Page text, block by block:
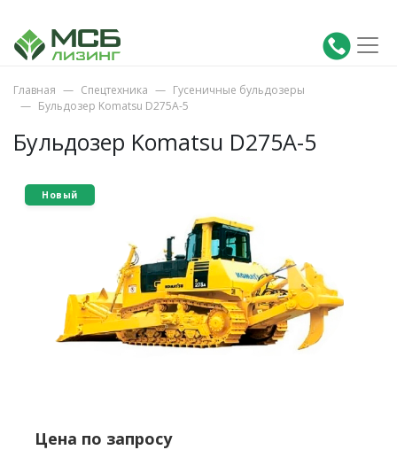
Главная Спецтехника
Гусеничные бульдозеры
Бульдозер Komatsu D275A-5
Бульдозер Komatsu D275A-5
Новый
Цена по запросу